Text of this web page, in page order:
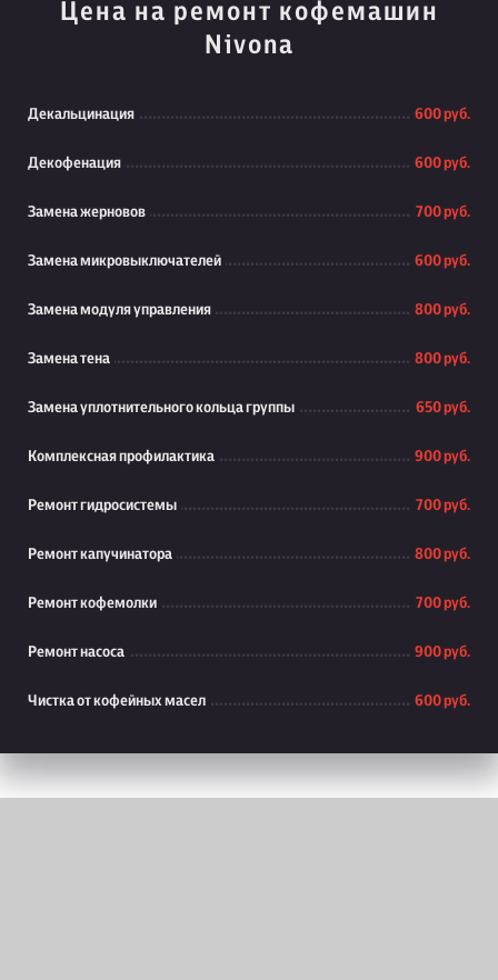
Цена на ремонт кофемашин
Nivona
Декальцинация 600 руб.
Декофенация 600 руб.
Замена жерновов 700 руб.
Замена микровыключателей 600 руб.
Замена модуля управления 800 руб.
Замена тена 800 руб.
Замена уплотнительного кольца группы 650 руб.
Комплексная профилактика 900 руб.
Ремонт гидросистемы 700 руб.
Ремонт капучинатора 800 руб.
Ремонт кофемолки 700 руб.
Ремонт насоса 900 руб.
Чистка от кофейных масел 600 руб.